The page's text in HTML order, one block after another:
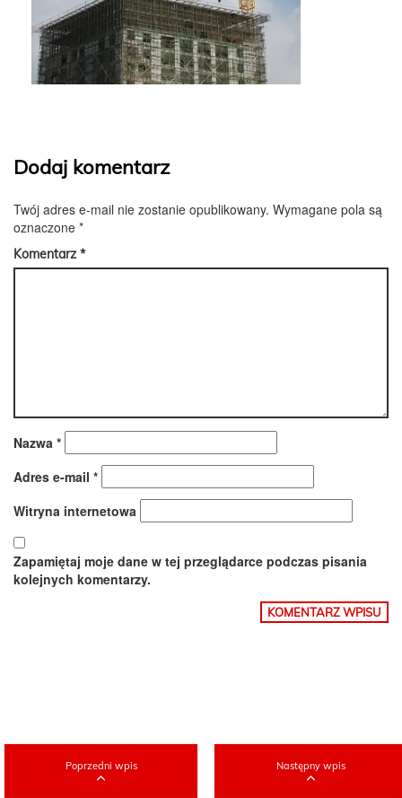
Dodaj komentarz
Twój adres e-mail nie zostanie opublikowany. Wymagane pola są
oznaczone *
Komentarz*
Nazwa *
Adres e-mail *
Witryna internetowa
Zapamiętaj moje dane w tej przeglądarce podczas pisania
kolejnych komentarzy.
Poprzedni wpis Następny wpis